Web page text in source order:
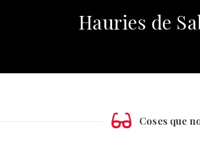
Hauries de
Coses que